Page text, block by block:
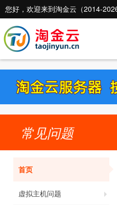
您好，欢迎来到淘金云（2014-
常见问题
首页
虚拟主机问题